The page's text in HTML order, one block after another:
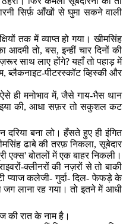
सिर्फ़ आँखों से घुमा सकने वाली
तक में व्याप्त हो गया। खीमसिंह
आदमी तो,बस,इन्हीं चार दिनों की
साथ लाए होंगे?यहाँ तो पहाड़ में
,ब्लैकनाइट-पीटरस्कॉट व्हिस्की और
ही मनोभाव में,जैसे गाय-भैस थान
की,आधा सफ़र तो सकुशल कट
दरिया बना लो। हँसते हुए ही इंगित
ढाबे की तरफ़ निकला,सूबेदार
एक्स'बोतलों में एक बाहर निकली।
क्लीनरों की नज़रों से तो बाकी
प्याज कलेजी- गुर्दा- दिल- फेफड़े के
लाना रह गया। तो इतने में आधी
की रात के नाम है।